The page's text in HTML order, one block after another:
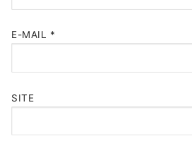
E-MAIL *
SITE